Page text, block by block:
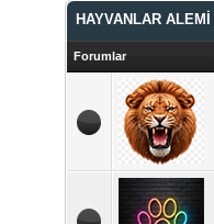
HAYVANLAR ALEMİ
Forumlar